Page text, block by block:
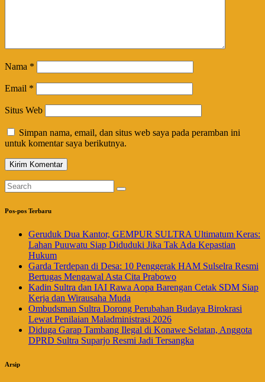
Nama *
Email *
Situs Web
Simpan nama, email, dan situs web saya pada peramban ini
untuk komentar saya berikutnya.
Pos-pos Terbaru
Geruduk Dua Kantor, GEMPUR SULTRA Ultimatum Keras:
Lahan Puuwatu Siap Diduduki Jika Tak Ada Kepastian
Hukum
Garda Terdepan di Desa: 10 Penggerak HAM Sulselra Resmi
Bertugas Mengawal Asta Cita Prabowo
Kadin Sultra dan IAI Rawa Aopa Barengan Cetak SDM Siap
Kerja dan Wirausaha Muda
Ombudsman Sultra Dorong Perubahan Budaya Birokrasi
Lewat Penilaian Maladministrasi 2026
Diduga Garap Tambang Ilegal di Konawe Selatan, Anggota
DPRD Sultra Suparjo Resmi Jadi Tersangka
Arsip